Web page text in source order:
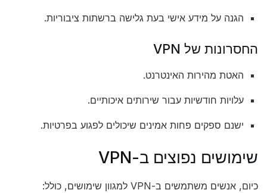
הגנה על מידע אישי בעת גלישה ברשתות ציבוריות.
החסרונות של VPN
האטת מהירות האינטרנט.
עלויות חודשיות עבור שירותים איכותיים.
ישנם ספקים פחות אמינים שיכולים לפגוע בפרטיות.
שימושים נפוצים ב-VPN
כיום, אנשים משתמשים ב-VPN למגוון שימושים, כולל: